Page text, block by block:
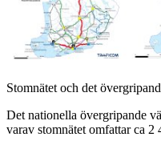
Stomnätet och det
Det nationella övergripande
varav stomnätet omfattar ca 2